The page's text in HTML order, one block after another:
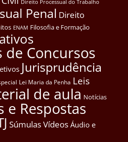
Direito Processual do Trabalho
Penal Direito
ENAM Filosofia e Formação
Concursos
Jurisprudência
Lei Maria da Penha Leis
de aula Notícias
e Respostas
SúmulasVídeos Áudio e